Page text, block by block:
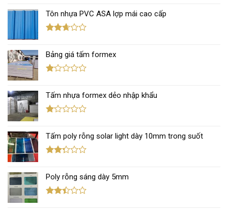
hạng
2.43
5 sao
Tôn nhựa PVC ASA lợp mái cao cấp
hạng
2.67
5 sao
Bảng giá tấm formex
hạng
1.12
5
Tấm nhựa formex dẻo nhập khẩu
hạng
1.12
5
Tấm poly rỗng solar light dày 10mm trong suốt
hạng
2.30
5 sao
Poly rỗng sáng dày 5mm